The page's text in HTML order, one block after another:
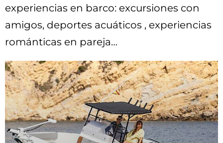
experiencias en barco: excursiones con
amigos, deportes acuáticos , experiencias
románticas en pareja…